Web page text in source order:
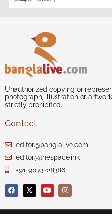
Unauthorized copying or
photograph, illustration or
strictly prohibited.
Contact
editor@banglalive.com
editor@thespace.ink
+91-9073228386